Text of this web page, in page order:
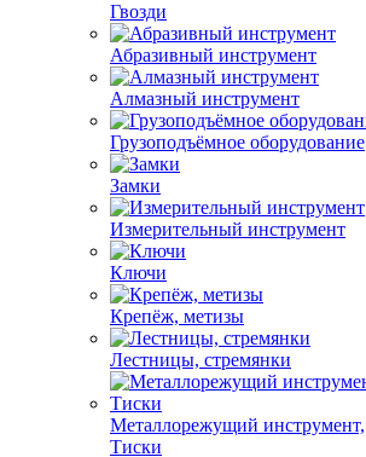
Гвозди
Абразивный инструмент
Алмазный инструмент
Грузоподъёмное оборудование
Замки
Измерительный инструмент
Ключи
Крепёж, метизы
Лестницы, стремянки
Металлорежущий инструмент,
Тиски